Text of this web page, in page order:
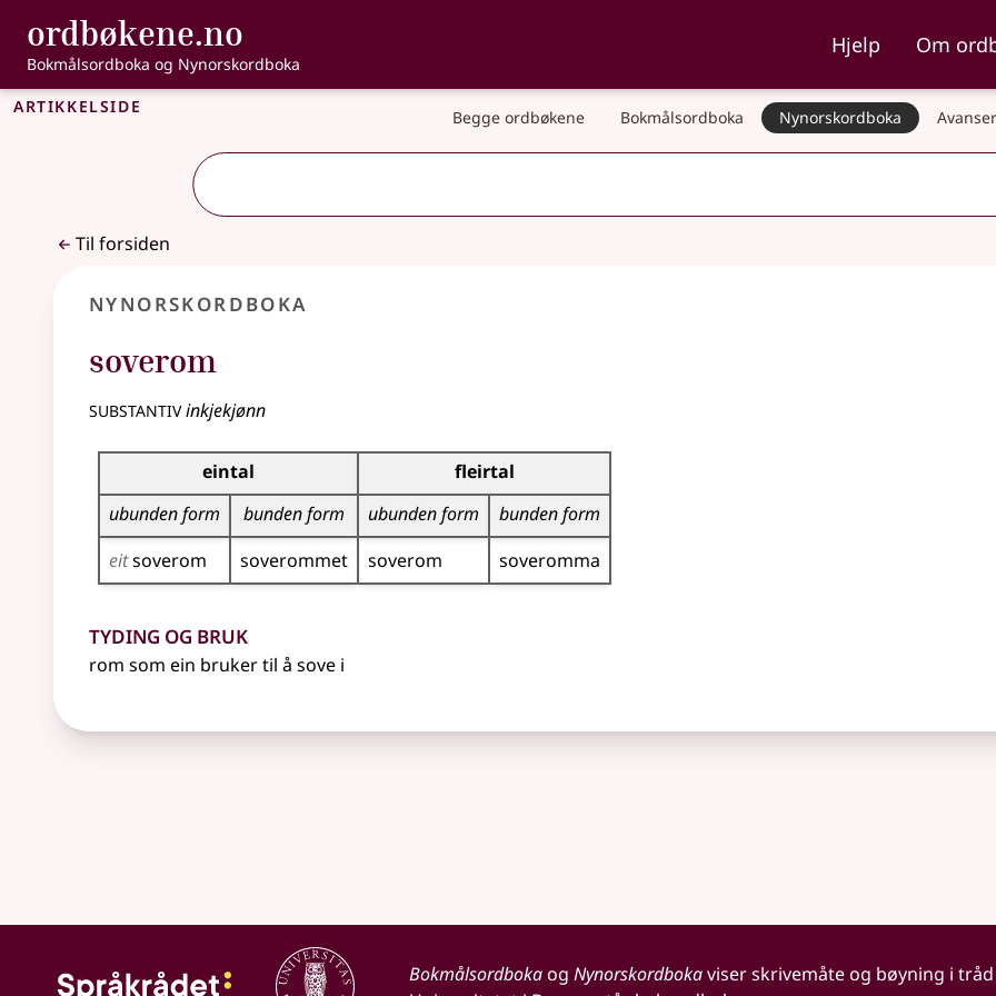
Gå til hovedinnhold
Tilgjengelighet
ordbøkene.no , Bokmålsordboka og Nynorskordboka
Bokmålsordboka og Nynorskordboka
Hjelp Om
Artikkelside Begge ordbøkene Bokmålsordboka Nynorskordboka
Til forsiden
Nynorskordboka
soverom
substantivinkjekjønn
Bøyningstabell for dette substantivet
eintal
fleirtal
ubunden form
bunden form ubunden form
bunden form
eitsoverom soverommet soverom soveromma
Tyding og bruk
rom som ein bruker til å sove i
Bokmålsordbokaog Nynorskordbokaviser skrivemåte og bøyning i